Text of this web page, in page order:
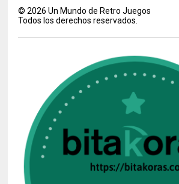
©2026 Un Mundo de Retro Juegos
Todos los derechos reservados.